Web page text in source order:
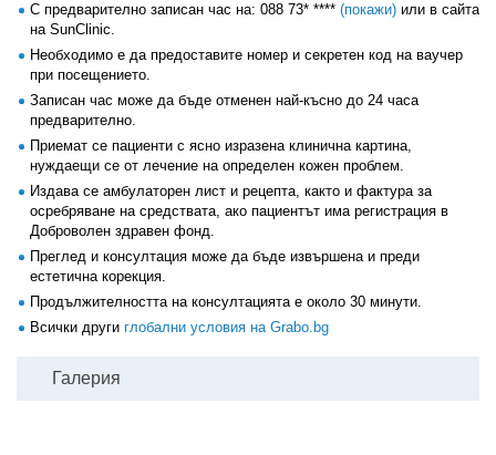
С предварително записан час на: 088 73* **** (покажи) или в сайта
на SunClinic.
Необходимо е да предоставите номер и секретен код на ваучер
при посещението.
Записан час може да бъде отменен най-късно до 24 часа
предварително.
Приемат се пациенти с ясно изразена клинична картина,
нуждаещи се от лечение на определен кожен проблем.
Издава се амбулаторен лист и рецепта, както и фактура за
осребряване на средствата, ако пациентът има регистрация в
Доброволен здравен фонд.
Преглед и консултация може да бъде извършена и преди
естетична корекция.
Продължителността на консултацията е около 30 минути.
Всички други глобални условия на Grabo.bg
Галерия